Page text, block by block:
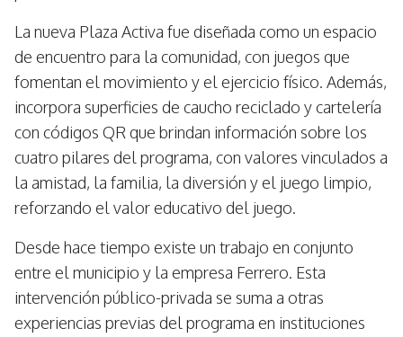
La nueva Plaza Activa fue diseñada como un espacio
de encuentro para la comunidad, con juegos que
fomentan el movimiento y el ejercicio físico. Además,
incorpora superficies de caucho reciclado y cartelería
con códigos QR que brindan información sobre los
cuatro pilares del programa, con valores vinculados a
la amistad, la familia, la diversión y el juego limpio,
reforzando el valor educativo del juego.
Desde hace tiempo existe un trabajo en conjunto
entre el municipio y la empresa Ferrero. Esta
intervención público-privada se suma a otras
experiencias previas del programa en instituciones